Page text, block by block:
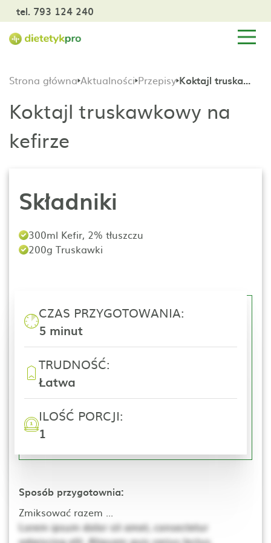
tel. 793 124 240
Strona główna Aktualności Przepisy Koktajl truskawkowy na kefirze
Koktajl truskawkowy na
kefirze
Składniki
300ml Kefir, 2% tłuszczu
200g Truskawki
CZAS PRZYGOTOWANIA:
5 minut
TRUDNOŚĆ:
Łatwa
ILOŚĆ PORCJI:
1
Sposób przygotownia:
Zmiksować razem ...
Lorem ipsum dolor sit amet, consectetur